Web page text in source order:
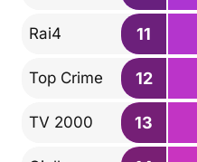
Rai4 11
Top Crime 12
TV 2000 13